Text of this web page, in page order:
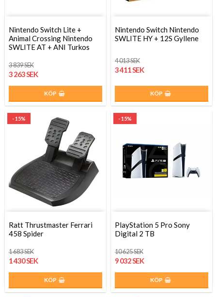
Nintendo Switch Lite +
Animal Crossing Nintendo
SWLITE AT + ANI Turkos
3 839 SEK
3 263 SEK
KÖP
Nintendo Switch Nintendo
SWLITE HY + 12S Gyllene
4 013 SEK
3 411 SEK
KÖP
- 15%
Ratt Thrustmaster Ferrari
458 Spider
1 683 SEK
1 430 SEK
KÖP
- 15%
PlayStation 5 Pro Sony
Digital 2 TB
10 625 SEK
9 032 SEK
KÖP